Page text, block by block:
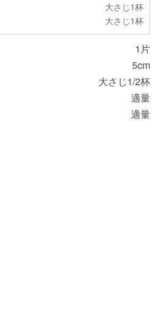
大さじ1杯
大さじ1杯
1片
5cm
大さじ1/2杯
適量
適量